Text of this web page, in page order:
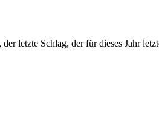
letzte Schlag, der für dieses Jahr